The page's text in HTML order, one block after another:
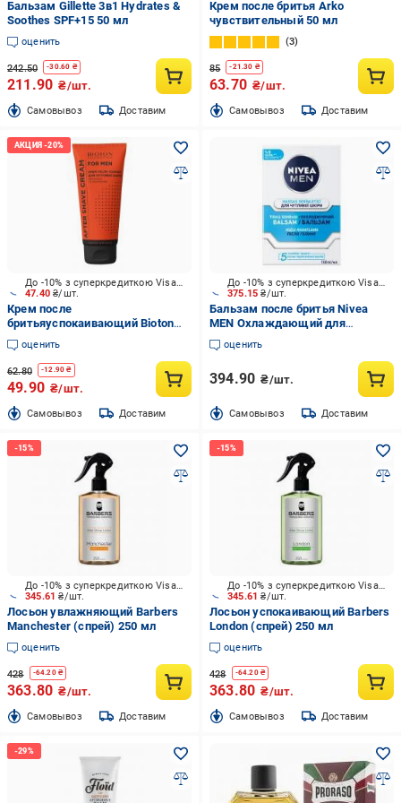
Бальзам Gillette 3в1 Hydrates &
Soothes SPF+15 50 мл
оценить
242.50 -30.60 ₴
211.90 ₴/шт.
Cамовывоз Доставим
Крем после бритья Arko
чувствительный 50 мл
3
85 -21.30 ₴
63.70 ₴/шт.
Cамовывоз Доставим
47.40₴/шт.
До -10% з суперкредиткою Visa Вигода
Крем после
бритьяуспокаивающий Bioton
для чувствительной кожи
оценить
62.80 -12.90 ₴
49.90 ₴/шт.
Cамовывоз Доставим
375.15₴/шт.
До -10% з суперкредиткою Visa Вигода
Бальзам после бритья Nivea
MEN Охлаждающий для
чувствительной кожи 100 мл
оценить
394.90 ₴/шт.
Cамовывоз Доставим
345.61₴/шт.
До -10% з суперкредиткою Visa Вигода
Лосьон увлажняющий Barbers
Manchester (спрей) 250 мл
оценить
428 -64.20₴
363.80 ₴/шт.
Cамовывоз Доставим
345.61₴/шт.
До -10% з суперкредиткою Visa Вигода
Лосьон успокаивающий Barbers
London (спрей) 250 мл
оценить
428 -64.20₴
363.80 ₴/шт.
Cамовывоз Доставим